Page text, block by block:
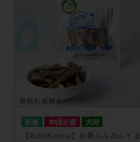
申請必要 犬用
【RuRuKamui】お魚ルルカムイ ま